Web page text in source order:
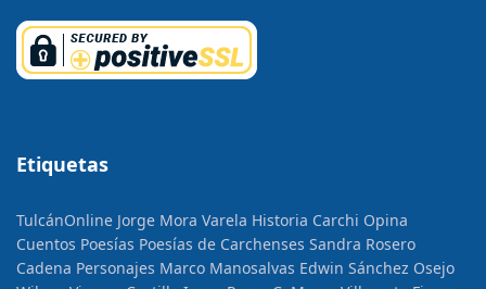
Etiquetas
TulcánOnline Jorge Mora Varela Historia Carchi Opina
Cuentos Poesías Poesías de Carchenses Sandra Rosero
Cadena Personajes Marco Manosalvas Edwin Sánchez Osejo